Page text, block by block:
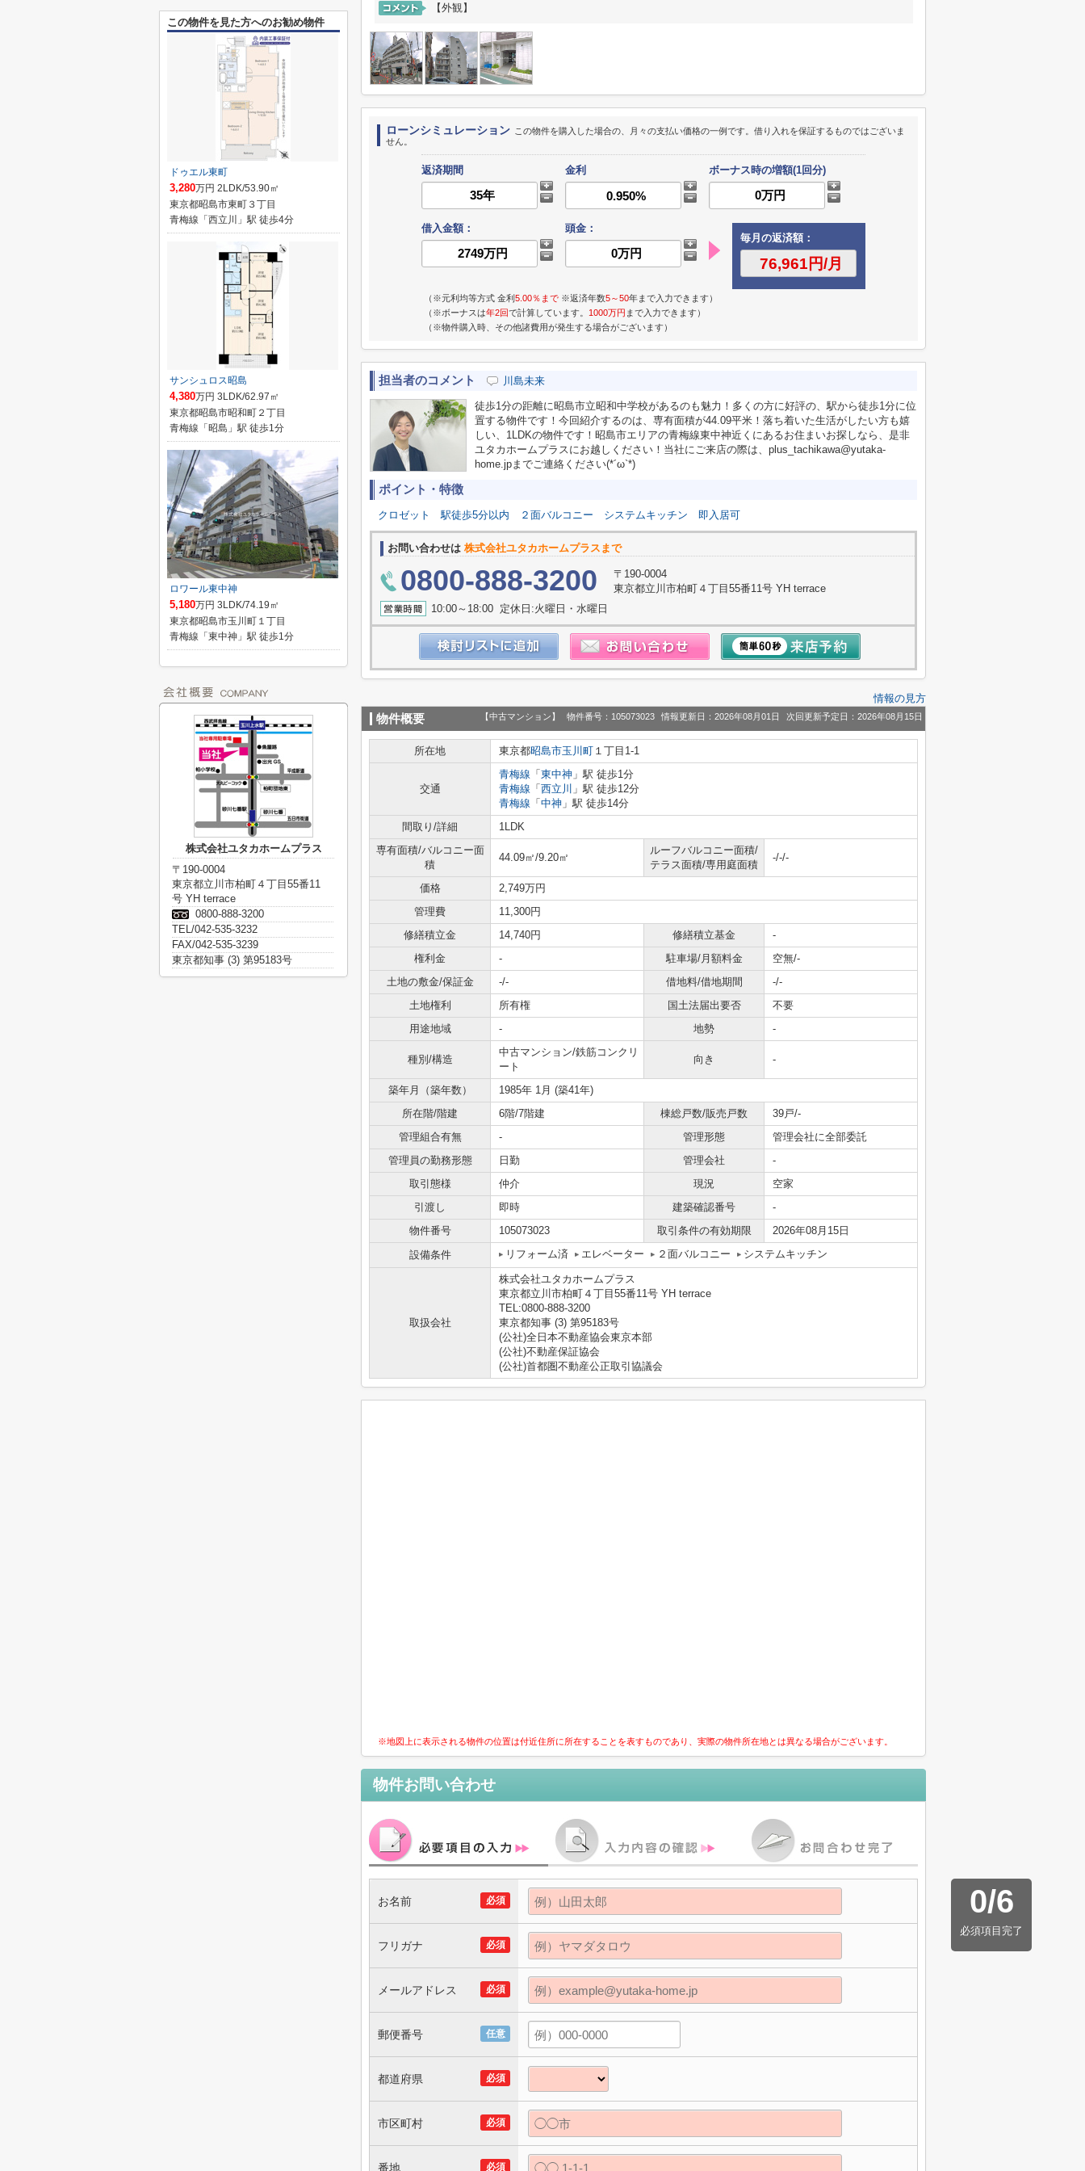
【外観】
ローンシミュレーション この物件を購入した場合の、月々の支払い価格の一例です。借り入れを保証するものではございま
せん。
返済期間 金利 ボーナス時の増額(1回分)
借入金額：
頭金：
毎月の返済額：
（※元利均等方式 金利5.00％まで ※返済年数5～50年まで入力できます）
（※ボーナスは年2回で計算しています。 1000万円 まで入力できます）
（※物件購入時、その他諸費用が発生する場合がございます）
担当者のコメント 川島未来
徒歩1分の距離に昭島市立昭和中学校があるのも魅力！多くの方に好評の、駅から徒歩1分に位
置する物件です！今回紹介するのは、専有面積が44.09平米！落ち着いた生活がしたい方も嬉
しい、1LDKの物件です！昭島市エリアの青梅線東中神近くにあるお住まいお探しなら、是非
ユタカホームプラスにお越しください！当社にご来店の際は、plus_tachikawa@yutaka-
home.jpまでご連絡ください(*´ω`*)
ポイント・特徴
クロゼット 駅徒歩5分以内 ２面バルコニー システムキッチン 即入居可
お問い合わせは 株式会社ユタカホームプラスまで
0800-888-3200
〒190-0004
東京都立川市柏町４丁目55番11号 YH terrace
10:00～18:00 定休日:火曜日・水曜日
情報の見方
物件概要 【中古マンション】 物件番号：105073023 情報更新日：2026年08月01日 次回更新予定日：2026年08月15日
所在地 東京都昭島市玉川町 １丁目1-1
交通
青梅線 「 東中神 」駅 徒歩1分
青梅線 「 西立川 」駅 徒歩12分
青梅線 「 中神 」駅 徒歩14分
間取り/詳細
1LDK
専有面積/バルコニー面
積
44.09㎡/9.20㎡
ルーフバルコニー面積/
テラス面積/専用庭面積
-/-/-
価格
2,749万円
管理費
11,300円
修繕積立金
14,740円 修繕積立基金
-
権利金
- 駐車場/月額料金
空無/-
土地の敷金/保証金
-/- 借地料/借地期間
-/-
土地権利
所有権 国土法届出要否
不要
用途地域
- 地勢 -
種別/構造
中古マンション/鉄筋コンクリ
ート
向き -
築年月（築年数）
1985年 1月 (築41年)
所在階/階建
6階/7階建 棟総戸数/販売戸数
39戸/-
管理組合有無
- 管理形態
管理会社に全部委託
管理員の勤務形態
日勤 管理会社
-
取引態様
仲介 現況
空家
引渡し
即時 建築確認番号
-
物件番号
105073023 取引条件の有効期限
2026年08月15日
設備条件
リフォーム済 エレベーター ２面バルコニー システムキッチン
取扱会社
株式会社ユタカホームプラス
東京都立川市柏町４丁目55番11号 YH terrace
TEL:0800-888-3200
東京都知事 (3) 第95183号
(公社)全日本不動産協会東京本部
(公社)不動産保証協会
(公社)首都圏不動産公正取引協議会
※地図上に表示される物件の位置は付近住所に所在することを表すものであり、実際の物件所在地とは異なる場合がございます。
物件お問い合わせ
0/6
必須項目完了
必須
お名前
必須
フリガナ
必須
メールアドレス
任意
郵便番号
必須
都道府県
必須
市区町村
必須
番地
この物件を見た方へのお勧め物件
ドゥエル東町
3,280万円 2LDK/53.90㎡
東京都昭島市東町３丁目
青梅線「西立川」駅 徒歩4分
サンシュロス昭島
4,380万円 3LDK/62.97㎡
東京都昭島市昭和町２丁目
青梅線「昭島」駅 徒歩1分
ロワール東中神
5,180万円 3LDK/74.19㎡
東京都昭島市玉川町１丁目
青梅線「東中神」駅 徒歩1分
株式会社ユタカホームプラス
〒190-0004
東京都立川市柏町４丁目55番11
号 YH terrace
0800-888-3200
TEL/042-535-3232
FAX/042-535-3239
東京都知事 (3) 第95183号